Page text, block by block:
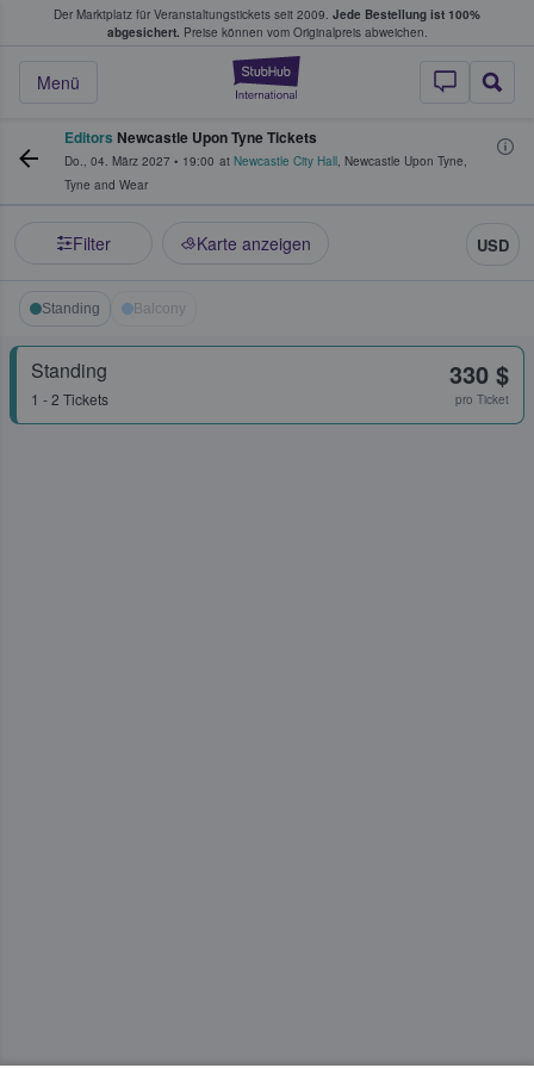
Der Marktplatz für Veranstaltungstickets seit 2009. Jede Bestellung ist 100%
abgesichert. Preise können vom Originalpreis abweichen.
StubHub - Wo
Menü
Tickets kaufen & verkaufen
Editors Newcastle Upon Tyne Tickets
Do., 04. März 2027 • 19:00 at Newcastle City Hall, Newcastle Upon Tyne,
Tyne and Wear
Filter Karte anzeigen USD
Standing Balcony
Standing
1 - 2 Tickets
330 $
pro Ticket